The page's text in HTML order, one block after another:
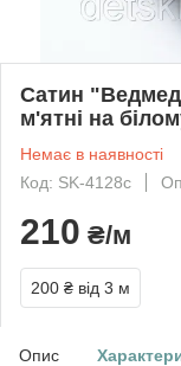
Сатин
м'ятні на
Немає в наявності
Код: SK-4128с
210 ₴/м
200 ₴ від 3 м
Опис